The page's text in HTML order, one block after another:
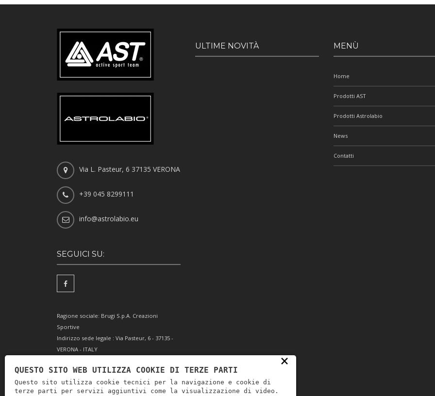
Via L. Pasteur, 6 37135 VERONA
+39 045 8299111
info@astrolabio.eu
SEGUICI SU:
Ragione sociale: Brugi S.p.A. Creazioni
Sportive
Indirizzo sede legale : Via Pasteur, 6 - 37135 -
VERONA - ITALY
Codice Fiscale e Iscrizione Reg. Impr. Verona
0051416 024 1
REA 166179 Verona -Cap. Soc. € 10.000.000 i.v. -
ULTIME NOVITÀ MENÙ
Home
Prodotti AST
Prodotti Astrolabio
News
Contatti
×
QUESTO SITO WEB UTILIZZA COOKIE DI TERZE PARTI
Questo sito utilizza cookie tecnici per la navigazione e cookie di
terze parti per servizi aggiuntivi come la visualizzazione di video.